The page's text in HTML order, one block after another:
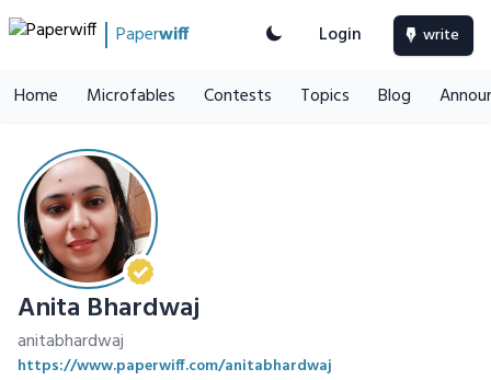
Paperwiff Login write
Home Microfables Contests Topics Blog
Anita Bhardwaj
anitabhardwaj
https://www.paperwiff.com/anitabhardwaj